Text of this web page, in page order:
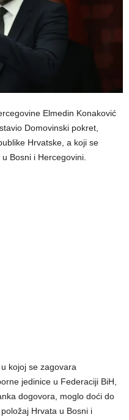
Elmedin Konaković
Domovinski pokret,
Hrvatske, a koji se
Bosni i Hercegovini.
kojoj se zagovara
jedinice u Federaciji BiH,
dogovora, moglo doći do
Hrvata u Bosni i